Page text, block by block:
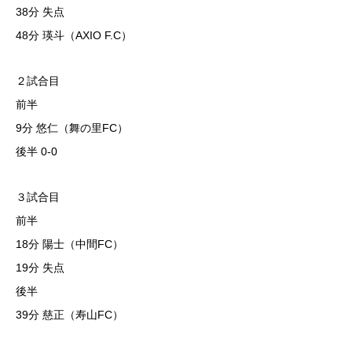
38分 失点
48分 瑛斗（AXIO F.C）
２試合目
前半
9分 悠仁（舞の里FC）
後半 0-0
３試合目
前半
18分 陽士（中間FC）
19分 失点
後半
39分 慈正（寿山FC）